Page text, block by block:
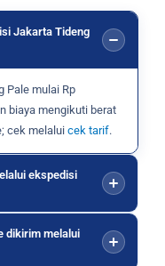
Jakarta Tideng
Pale mulai Rp
biaya mengikuti berat
cek melalui cek tarif.
ekspedisi
dikirim melalui